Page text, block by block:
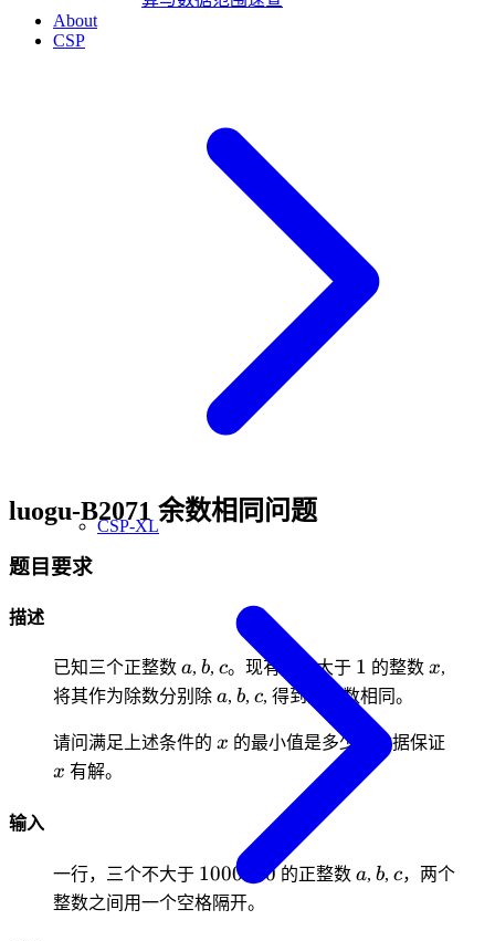
About
CSP
CSP-XL
luogu-B2071 余数相同问题
题目要求
描述
已知三个正整数 a
a, b
b, c
c。现有一个大于 1
1 的整数 x
x,
将其作为除数分别除 a
a, b
b, c
c, 得到的余数相同。
请问满足上述条件的 x
x 的最小值是多少？数据保证
x 有解。
输入
一行，三个不大于 1000000
1000000的正整数 a
a, b
b, c
c，两个
整数之间用一个空格隔开。